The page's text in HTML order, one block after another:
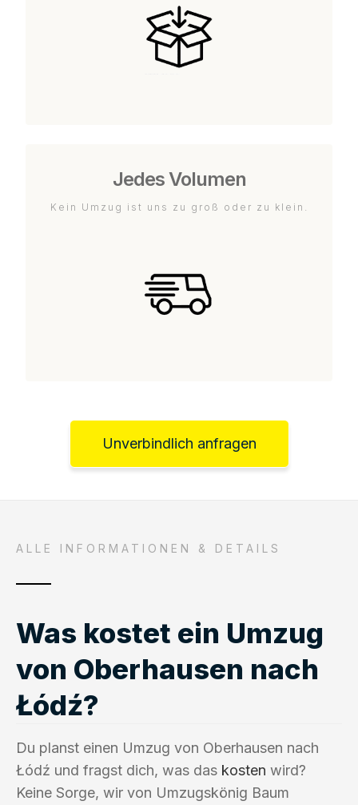
Jedes Volumen
Kein Umzug ist uns zu groß oder zu klein.
Unverbindlich anfragen
ALLE INFORMATIONEN & DETAILS
Was kostet ein Umzug
von Oberhausen nach
Łódź?
Du planst einen Umzug von Oberhausen nach
Łódź und fragst dich, was das kosten wird?
Keine Sorge, wir von Umzugskönig Baum